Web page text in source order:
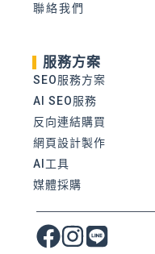
聯絡我們
服務方案
SEO服務方案
AI SEO服務
反向連結購買
網頁設計製作
AI工具
媒體採購